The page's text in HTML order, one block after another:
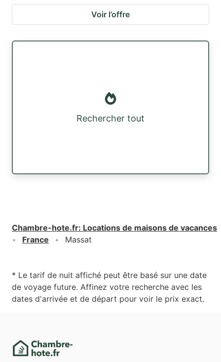
Voir l’offre
Rechercher tout
Chambre-hote.fr: Locations de maisons de vacances
France
Massat
* Le tarif de nuit affiché peut être basé sur une date
de voyage future. Affinez votre recherche avec les
dates d'arrivée et de départ pour voir le prix exact.